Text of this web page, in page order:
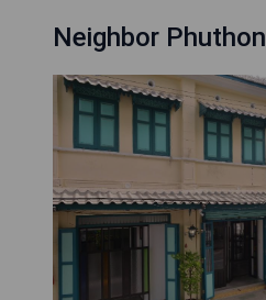
Neighbor Phuthon